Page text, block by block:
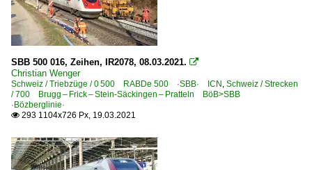
SBB 500 016, Zeihen, IR2078, 08.03.2021. 
Christian Wenger
Schweiz / Triebzüge / 0 500 RABDe 500 ·SBB· ICN, Schweiz / Strecken
/ 700 Brugg – Frick – Stein-Säckingen – Pratteln BöB>SBB
·Bözberglinie·
 293 1104x726 Px, 19.03.2021